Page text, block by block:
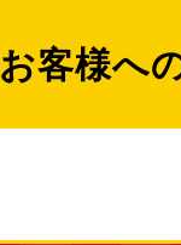
お客様へ